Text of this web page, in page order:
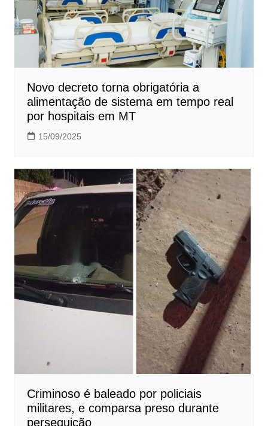
Novo decreto torna obrigatória a
alimentação de sistema em tempo real
por hospitais em MT
15/09/2025
Criminoso é baleado por policiais
militares, e comparsa preso durante
perseguição